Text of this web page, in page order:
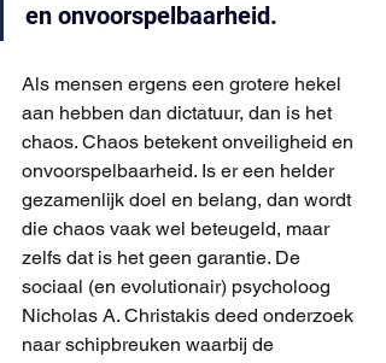
en onvoorspelbaarheid.
Als mensen ergens een grotere hekel
aan hebben dan dictatuur, dan is het
chaos. Chaos betekent onveiligheid en
onvoorspelbaarheid. Is er een helder
gezamenlijk doel en belang, dan wordt
die chaos vaak wel beteugeld, maar
zelfs dat is het geen garantie. De
sociaal (en evolutionair) psycholoog
Nicholas A. Christakis deed onderzoek
naar schipbreuken waarbij de